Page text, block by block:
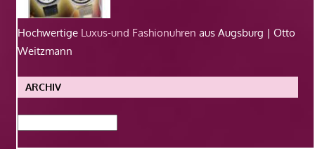
Hochwertige Luxus-und Fashionuhren aus Augsburg | Otto
Weitzmann
ARCHIV